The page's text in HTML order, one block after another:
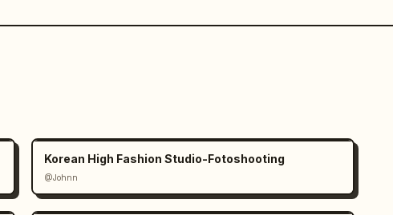
Korean High Fashion Studio-Fotoshooting
@Johnn